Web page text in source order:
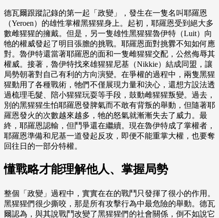
德瓦爾跟蹤記錄的第一起「政變」，發生在一隻名叫耶羅恩
（Yeroen）的雄性掌權黑猩猩身上。起初，耶羅恩受到絕大多
數雌猩猩的擁戴。但是，另一隻雄性黑猩猩魯伊特（Luit）向
牠的權威發起了明目張膽的挑戰。耶羅恩面對挑釁不知如何應
對。魯伊特還當著耶羅恩的面和一隻雌猩猩交配，公然侮辱其
權威。接著，魯伊特找來雄猩猩尼基（Nikkie）結成同盟，讓
局勢朝著對自己有利的方向演變。在爭權的過程中，兩隻黑猩
猩動用了各種戰術，牠們不僅展現力量和決心，還想方設法透
過梳理毛髮、陪小猩猩玩耍等手段，鼓動雌猩猩叛變。過去，
別的黑猩猩生怕耶羅恩發脾氣而不敢有背叛的舉動，但隨著耶
羅恩發火的次數越來越多，牠的怒氣就漸漸失去了威力。最
終，耶羅恩認輸，但鬥爭還在繼續。現在魯伊特成了掌權者，
耶羅恩準備和尼基一道發起反攻，即便不能重掌大權，也要奪
回往日的一部分特權。
懂戰略才能理解他人、掌握局勢
整個「政變」過程中，實實在在的戰鬥只發揮了很小的作用。
黑猩猩們很少撕咬，那是所有攻擊行為中最危險的舉動。德瓦
爾認為，與其說戰鬥改變了黑猩猩們的社會關係，倒不如說它